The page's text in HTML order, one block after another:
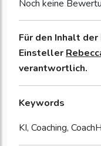
Noch keine
Für den Inhalt
Einsteller
verantwortlich.
Keywords
KI, Coaching,